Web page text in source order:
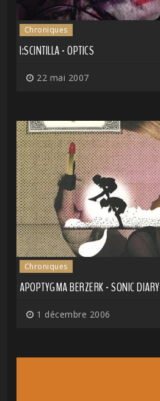
Chroniques
I:SCINTILLA - OPTICS
22 mai 2007
Chroniques
APOPTYGMA BERZERK - SONIC DIARY
1 décembre 2006